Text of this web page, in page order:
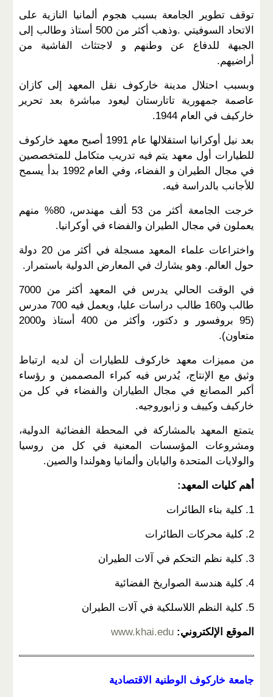
توقف تطوير الجامعة بسبب هجوم ألمانيا النازية على
الاتحاد السوفيتي .
وذهب أكثر من 500 أستاذ وطالب إلى
الجبهة للدفاع عن وطنهم و لاجتثاث الفاشية من
أراضيهم.
وبسبب احتلال مدينة خاركوف نقل المعهد إلى كازان
عاصمة جمهورية تاتارستان ليعود مباشرة بعد تحرير
خاركيف في العام 1944.
بعد نيل أوكرانيا استقلالها عام 1991 أصبح معهد خاركوف
للطيارات أول معهد يتم فيه تدريب متكامل للمتخصصين
في مجال الطيران و الفضاء، وفي العام 1992 بدأ يسمح
للأجانب بالدراسة فيه.
خرجت الجامعة أكثر من 53 ألف مهندس، 80% منهم
يعملون في مجال الطيران والفضاء في أوكرانيا.
واختراعات علماء المعهد مسجلة في أكثر من 20 دولة
حول العالم. وهو يشارك في المعارض الدولية باستمرار.
في الوقت الحالي يدرس في المعهد أكثر من 7000
طالب و160 طالب دراسات عليا، ويعمل فيه 700 مدرس
(95 بروفسور و دكتور، وأكثر من 400 أستاذ و2000
متعاون).
من مميزات معهد خاركوف للطيارات أن لديه ارتباط
وثيق مع الإنتاج، يُدرس فيه كبراء المصممين و رؤساء
أكبر المصانع في مجال الطياران والفضاء في كل من
خاركيف وكييف و زابوروجيه.
يتمتع المعهد بالمشاركة في المحطة الفضائية الدولية،
ومشروعات المؤسسات المعنية في كل من روسيا
والولايات المتحدة واليابان وألمانيا وهولندا والصين.
أهم كليات المعهد:
1. كلية بناء الطائرات
2. كلية محركات الطائرات
3. كلية نظم التحكم في آلات الطيران
4. كلية هندسة الصواريخ الفضائية
5. كلية النظم اللاسلكية في آلات الطيران
الموقع الإلكتروني: www.khai.edu
جامعة خاركوف الوطنية الاقتصادية